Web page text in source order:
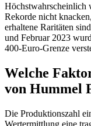
Höchstwahrscheinlich
Rekorde nicht
erhaltene Raritäten
und Februar 2023
400-Euro-Grenze
Welche
von Hummel
Die Produktionszahl
Wertermittlung eine